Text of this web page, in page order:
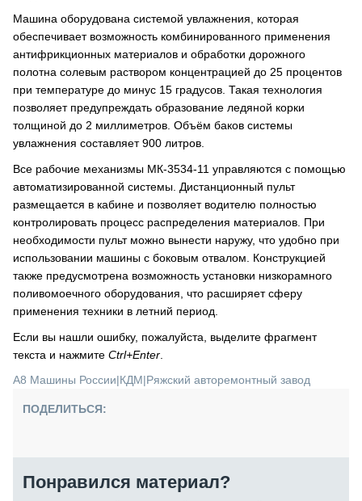
Машина оборудована системой увлажнения, которая
обеспечивает возможность комбинированного применения
антифрикционных материалов и обработки дорожного
полотна солевым раствором концентрацией до 25 процентов
при температуре до минус 15 градусов. Такая технология
позволяет предупреждать образование ледяной корки
толщиной до 2 миллиметров. Объём баков системы
увлажнения составляет 900 литров.
Все рабочие механизмы МК-3534-11 управляются с помощью
автоматизированной системы. Дистанционный пульт
размещается в кабине и позволяет водителю полностью
контролировать процесс распределения материалов. При
необходимости пульт можно вынести наружу, что удобно при
использовании машины с боковым отвалом. Конструкцией
также предусмотрена возможность установки низкорамного
поливомоечного оборудования, что расширяет сферу
применения техники в летний период.
Если вы нашли ошибку, пожалуйста, выделите фрагмент
текста и нажмите Ctrl+Enter
А8 Машины России|КДМ|Ряжский авторемонтный завод
ПОДЕЛИТЬСЯ:
Понравился материал?